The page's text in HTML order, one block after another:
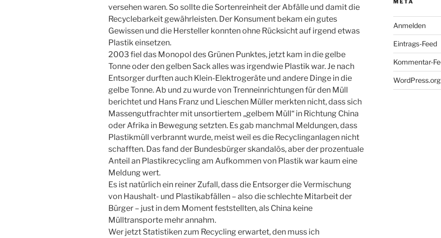
versehen waren. So sollte die Sortenreinheit der Abfälle und damit die
Recyclebarkeit gewährleisten. Der Konsument bekam ein gutes
Gewissen und die Hersteller konnten ohne Rücksicht auf irgend etwas
Plastik einsetzen.
2003 fiel das Monopol des Grünen Punktes, jetzt kam in die gelbe
Tonne oder den gelben Sack alles was irgendwie Plastik war. Je nach
Entsorger durften auch Klein-Elektrogeräte und andere Dinge in die
gelbe Tonne. Ab und zu wurde von Trenneinrichtungen für den Müll
berichtet und Hans Franz und Lieschen Müller merkten nicht, dass sich
Massengutfrachter mit unsortiertem „gelbem Müll“ in Richtung China
oder Afrika in Bewegung setzten. Es gab manchmal Meldungen, dass
Plastikmüll verbrannt wurde, meist weil es die Recyclinganlagen nicht
schafften. Das fand der Bundesbürger skandalös, aber der prozentuale
Anteil an Plastikrecycling am Aufkommen von Plastik war kaum eine
Meldung wert.
Es ist natürlich ein reiner Zufall, dass die Entsorger die Vermischung
von Haushalt- und Plastikabfällen – also die schlechte Mitarbeit der
Bürger – just in dem Moment feststellten, als China keine
Mülltransporte mehr annahm.
Wer jetzt Statistiken zum Recycling erwartet, den muss ich
META
Anmelden
Eintrags-Feed
Kommentar-
WordPress.org